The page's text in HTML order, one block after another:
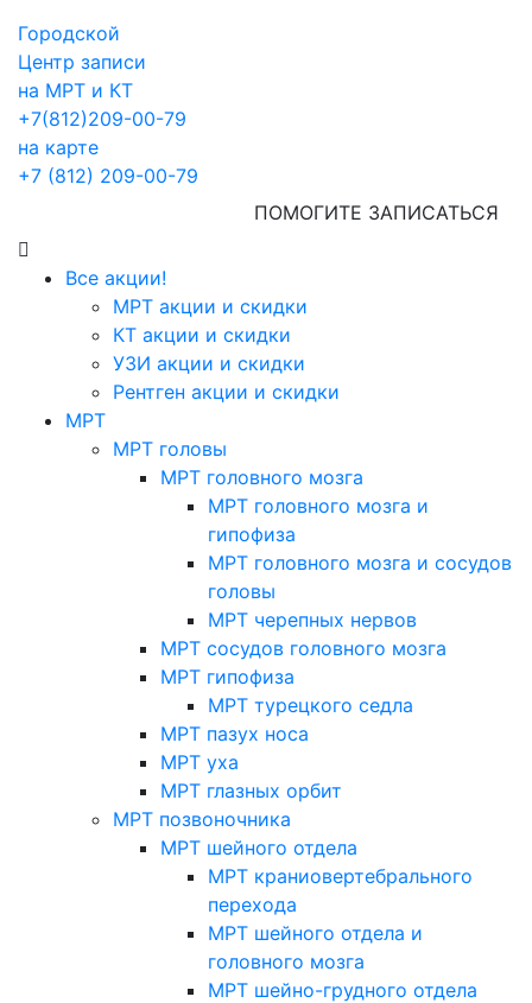
Городской
Центр записи
на МРТ и КТ
+7(812)209-00-79
на карте
+7 (812) 209-00-79
ПОМОГИТЕ ЗАПИСАТЬСЯ
Все акции!
МРТ акции и скидки
КТ акции и скидки
УЗИ акции и скидки
Рентген акции и скидки
МРТ
МРТ головы
МРТ головного мозга
МРТ головного мозга и
гипофиза
МРТ головного мозга и сосудов
головы
МРТ черепных нервов
МРТ сосудов головного мозга
МРТ гипофиза
МРТ турецкого седла
МРТ пазух носа
МРТ уха
МРТ глазных орбит
МРТ позвоночника
МРТ шейного отдела
МРТ краниовертебрального
перехода
МРТ шейного отдела и
головного мозга
МРТ шейно-грудного отдела